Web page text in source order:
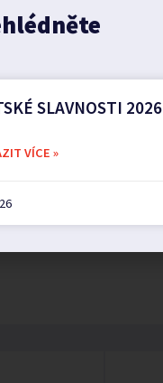
SLAVNOSTI 2026
VÍCE »